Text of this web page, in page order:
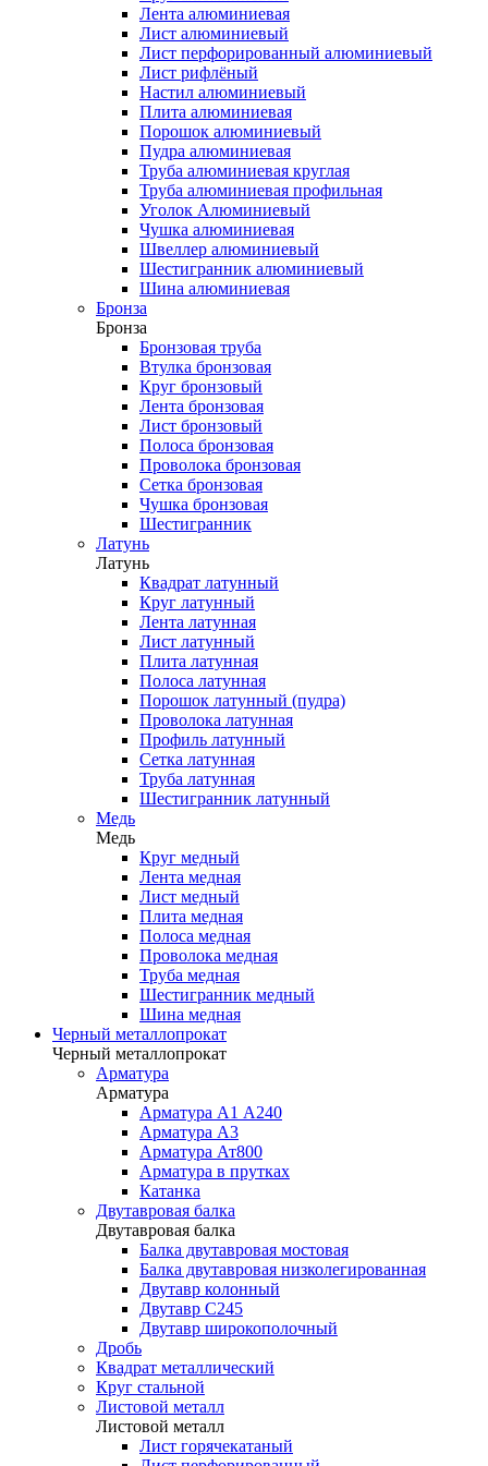
Лента алюминиевая
Лист алюминиевый
Лист перфорированный алюминиевый
Лист рифлёный
Настил алюминиевый
Плита алюминиевая
Порошок алюминиевый
Пудра алюминиевая
Труба алюминиевая круглая
Труба алюминиевая профильная
Уголок Алюминиевый
Чушка алюминиевая
Швеллер алюминиевый
Шестигранник алюминиевый
Шина алюминиевая
Бронза
Бронза
Бронзовая труба
Втулка бронзовая
Круг бронзовый
Лента бронзовая
Лист бронзовый
Полоса бронзовая
Проволока бронзовая
Сетка бронзовая
Чушка бронзовая
Шестигранник
Латунь
Латунь
Квадрат латунный
Круг латунный
Лента латунная
Лист латунный
Плита латунная
Полоса латунная
Порошок латунный (пудра)
Проволока латунная
Профиль латунный
Сетка латунная
Труба латунная
Шестигранник латунный
Медь
Медь
Круг медный
Лента медная
Лист медный
Плита медная
Полоса медная
Проволока медная
Труба медная
Шестигранник медный
Шина медная
Черный металлопрокат
Черный металлопрокат
Арматура
Арматура
Арматура А1 А240
Арматура А3
Арматура Ат800
Арматура в прутках
Катанка
Двутавровая балка
Двутавровая балка
Балка двутавровая мостовая
Балка двутавровая низколегированная
Двутавр колонный
Двутавр С245
Двутавр широкополочный
Дробь
Квадрат металлический
Круг стальной
Листовой металл
Листовой металл
Лист горячекатаный